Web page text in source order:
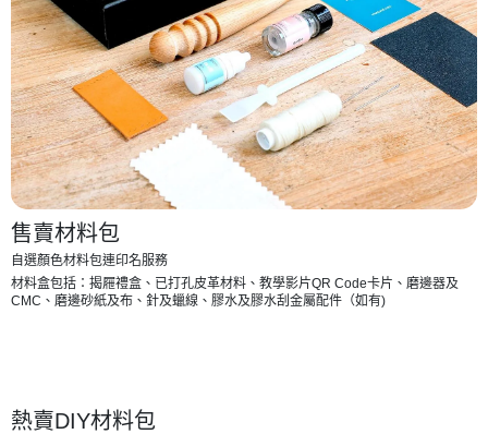
售賣材料包
自選顏色材料包連印名服務
材料盒包括：揭屜禮盒、已打孔皮革材料、教學影片QR Code卡片、磨邊器及
CMC、磨邊砂紙及布、針及蠟線、膠水及膠水刮金屬配件（如有)
熱賣DIY材料包